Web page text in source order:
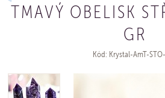
TMAVÝ OBELISK
GR
Kód: Krystal-AmT-